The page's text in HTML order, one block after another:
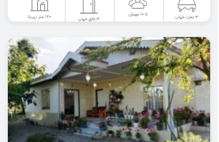
3 تخت خواب تا 10 مهمان
3 اتاق خواب 120 متر زیربنا